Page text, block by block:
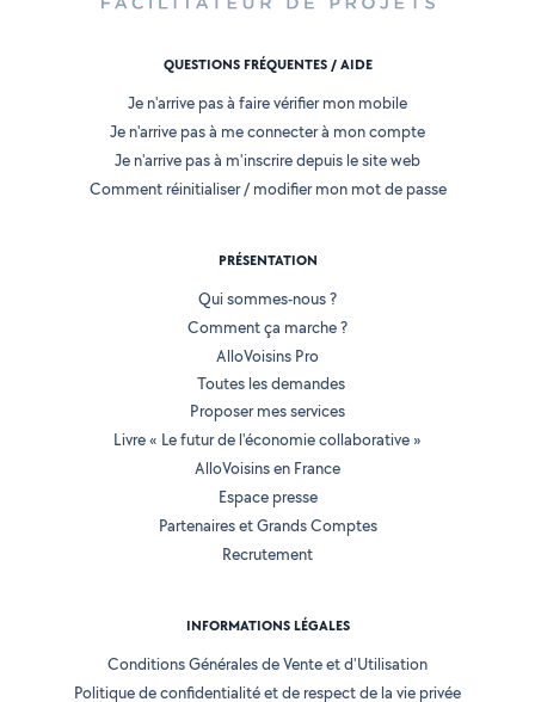
QUESTIONS FRÉQUENTES / AIDE
Je n'arrive pas à faire vérifier mon mobile
Je n'arrive pas à me connecter à mon compte
Je n'arrive pas à m'inscrire depuis le site web
Comment réinitialiser / modifier mon mot de passe
PRÉSENTATION
Qui sommes-nous ?
Comment ça marche ?
AlloVoisins Pro
Toutes les demandes
Proposer mes services
Livre « Le futur de l'économie collaborative »
AlloVoisins en France
Espace presse
Partenaires et Grands Comptes
Recrutement
INFORMATIONS LÉGALES
Conditions Générales de Vente et d'Utilisation
Politique de confidentialité et de respect de la vie privée